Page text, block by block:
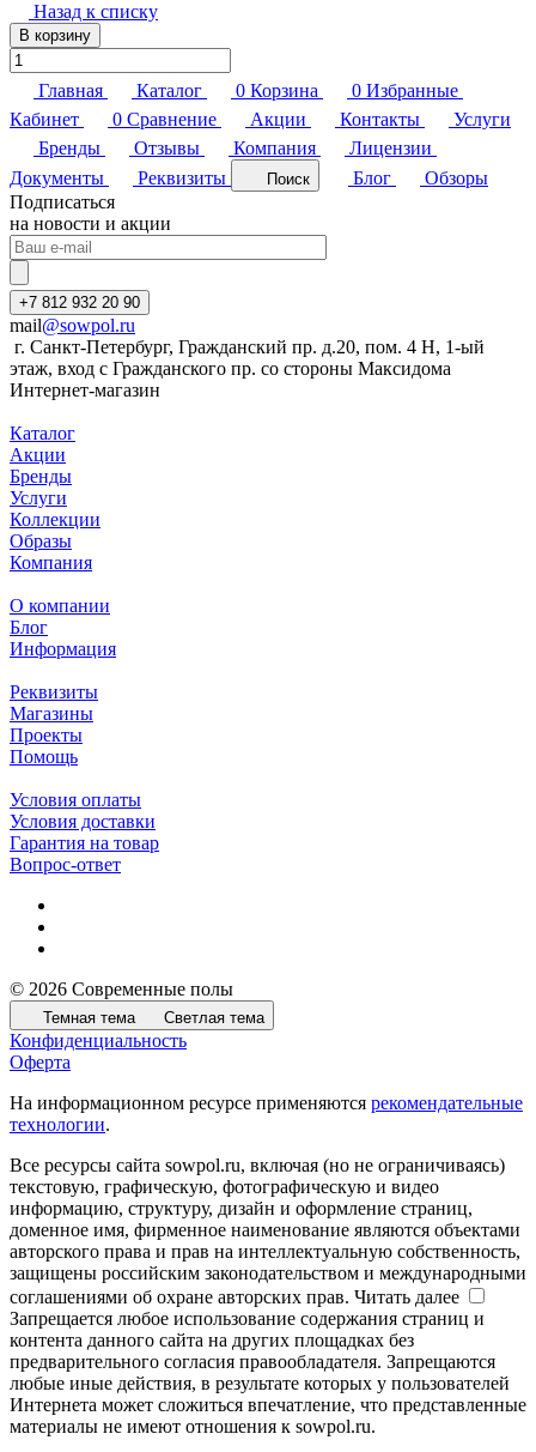
Назад к списку
В корзину
Главная Каталог 0 Корзина 0 Избранные
Кабинет
0 Сравнение Акции Контакты
Услуги
Бренды
Отзывы Компания
Лицензии
Документы
Реквизиты Поиск Блог
Обзоры
Подписаться
на новости и акции
+7 812 932 20 90
mail@sowpol.ru
г. Санкт-Петербург, Гражданский пр. д.20, пом. 4 Н, 1-ый
этаж, вход с Гражданского пр. со стороны Максидома
Интернет-магазин
Каталог
Акции
Бренды
Услуги
Коллекции
Образы
Компания
О компании
Блог
Информация
Реквизиты
Магазины
Проекты
Помощь
Условия оплаты
Условия доставки
Гарантия на товар
Вопрос-ответ
© 2026 Современные полы
Темная тема Светлая тема
Конфиденциальность
Оферта
На информационном ресурсе применяются рекомендательные
технологии.
Все ресурсы сайта sowpol.ru, включая (но не ограничиваясь)
текстовую, графическую, фотографическую и видео
информацию, структуру, дизайн и оформление страниц,
доменное имя, фирменное наименование являются объектами
авторского права и прав на интеллектуальную собственность,
защищены российским законодательством и международными
соглашениями об охране авторских прав. Читать далее
Запрещается любое использование содержания страниц и
контента данного сайта на других площадках без
предварительного согласия правообладателя. Запрещаются
любые иные действия, в результате которых у пользователей
Интернета может сложиться впечатление, что представленные
материалы не имеют отношения к sowpol.ru.